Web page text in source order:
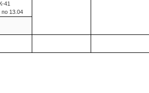
41
по 13.04